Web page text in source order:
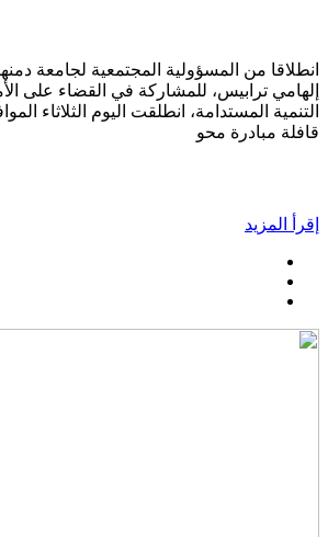
انطلاقا من المسؤولية المجتمعية لجامعة
إلهامي ترابيس، للمشاركة في القضاء على
قافلة مبادرة محو
إقرأ المزيد